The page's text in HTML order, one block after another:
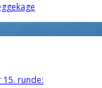
runde: